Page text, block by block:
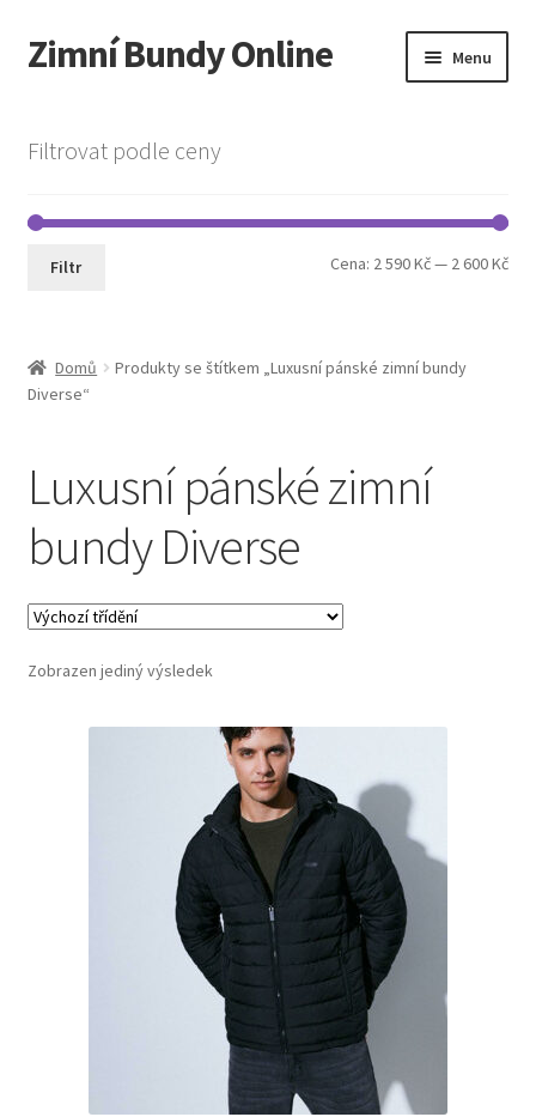
Přeskočit
na
Přejít
k
Zimní Bundy Online Menu
menu
Filtrovat podle ceny
Filtr Cena: 2 590 Kč— 2 600 Kč
Domů
Produkty se štítkem „Luxusní pánské zimní bundy
Diverse“
Luxusní pánské zimní
bundy Diverse
Zobrazen jediný výsledek